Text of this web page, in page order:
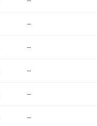
--
--
--
--
--